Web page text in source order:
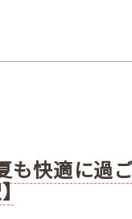
も快適に過